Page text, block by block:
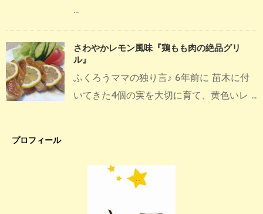
...
さわやかレモン風味『鶏もも肉の絶品グリ
ル』
ふくろうママの独り言♪ 6年前に 苗木に付
いてきた4個の実を大切に育て、黄色いレ ...
プロフィール